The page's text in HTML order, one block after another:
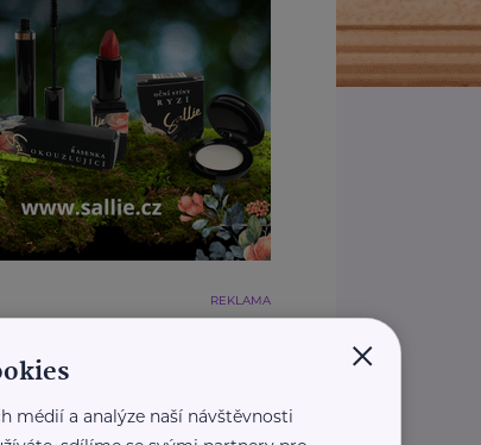
REKLAMA
×
médií a analýze naší návštěvnosti